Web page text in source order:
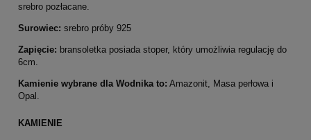
srebro pozłacane.
Surowiec: srebro próby 925
Zapięcie: bransoletka posiada stoper, który umożliwia regulację do
6cm.
Kamienie wybrane dla Wodnika to: Amazonit, Masa perłowa i
Opal.
KAMIENIE